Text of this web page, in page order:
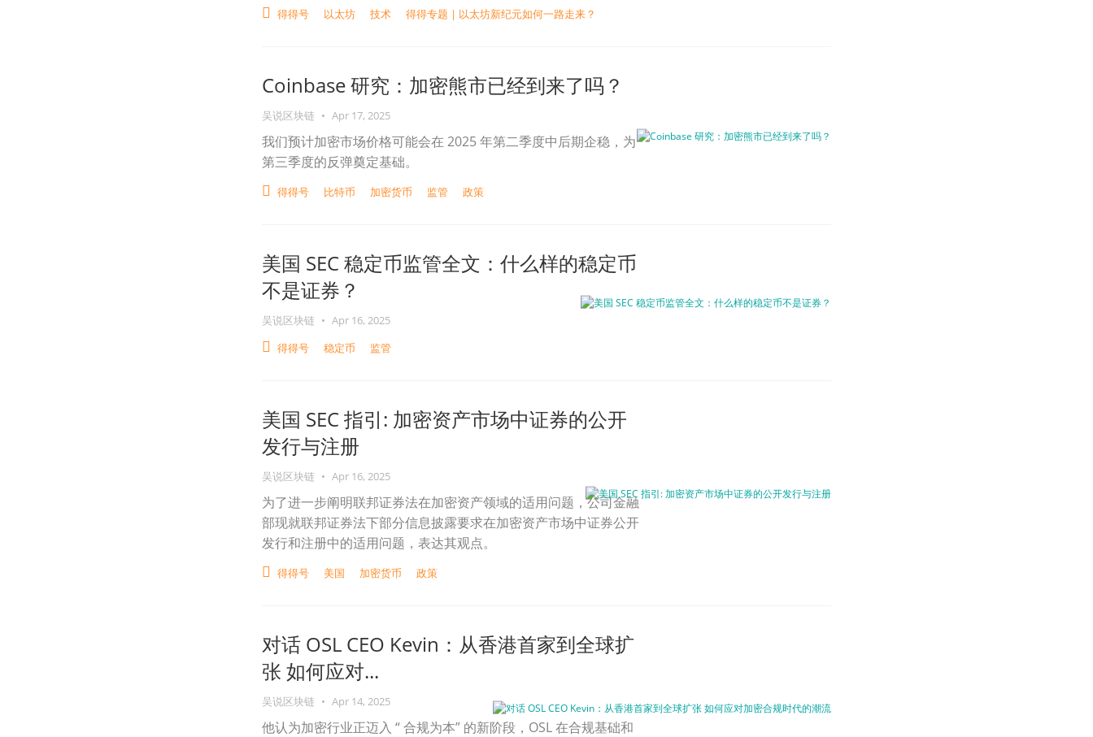
得得号 以太坊 技术 得得专题 | 以太坊新纪元如何一路走来？
Coinbase 研究：加密熊市已经到来了吗？
吴说区块链 • Apr 17, 2025
我们预计加密市场价格可能会在 2025 年第二季度中后期企稳，为
第三季度的反弹奠定基础。
得得号 比特币 加密货币 监管 政策
美国 SEC 稳定币监管全文：什么样的稳定币
不是证券？
吴说区块链 • Apr 16, 2025
得得号
稳定币 监管
美国 SEC 指引: 加密资产市场中证券的公开
发行与注册
吴说区块链 • Apr 16, 2025
为了进一步阐明联邦证券法在加密资产领域的适用问题，公司金融
部现就联邦证券法下部分信息披露要求在加密资产市场中证券公开
发行和注册中的适用问题，表达其观点。
得得号 美国 加密货币 政策
对话 OSL CEO Kevin：从香港首家到全球扩
张 如何应对...
吴说区块链 • Apr 14, 2025
他认为加密行业正迈入 “ 合规为本” 的新阶段，OSL 在合规基础和